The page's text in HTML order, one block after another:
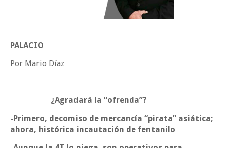
la Educación"
PALACIO
Por Mario Díaz
¿Agradará la “ofrenda”?
-Primero, decomiso de mercancía “pirata” asiática;
ahora, histórica incautación de fentanilo